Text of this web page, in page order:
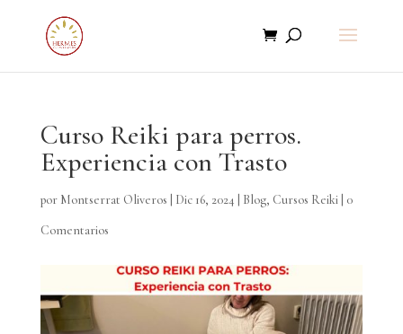
Curso Reiki para perros.
Experiencia con Trasto
por Montserrat Oliveros Dic 16, 2024 Blog, Cursos Reiki| 0
Comentarios